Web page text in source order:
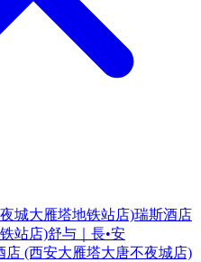
城大雁塔地铁站店)瑞斯酒店
站店)舒与｜長•安
店 (西安大雁塔大唐不夜城店)